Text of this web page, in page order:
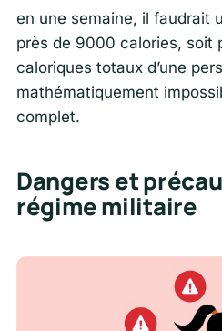
en une semaine, il faudrait
près de 9000 calories, soit
caloriques totaux d’une
mathématiquement
complet.
Dangers et
régime militaire